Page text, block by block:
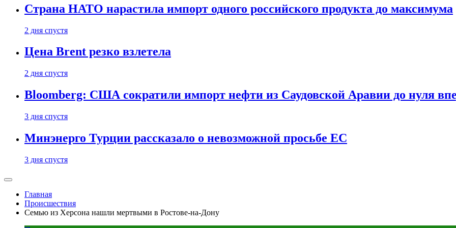
Страна НАТО нарастила импорт одного российского продукта до максимума
2 дня спустя
Цена Brent резко взлетела
2 дня спустя
Bloomberg: США сократили импорт нефти из Саудовской Аравии до нуля
3 дня спустя
Минэнерго Турции рассказало о невозможной просьбе ЕС
3 дня спустя
Главная
Происшествия
Семью из Херсона нашли мертвыми в Ростове-на-Дону